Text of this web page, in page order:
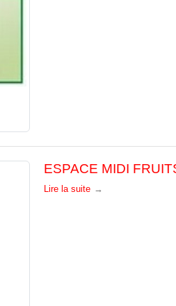
ESPACE MIDI
Lire la suite